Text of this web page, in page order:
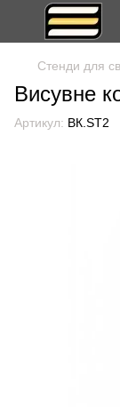
Стенди для
Висувне
Артикул: ВК.SТ2